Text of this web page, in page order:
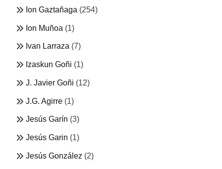
Ion Gaztañaga (254)
Ion Muñoa (1)
Ivan Larraza (7)
Izaskun Goñi (1)
J. Javier Goñi (12)
J.G. Agirre (1)
Jesús Garín (3)
Jesús Garin (1)
Jesús González (2)